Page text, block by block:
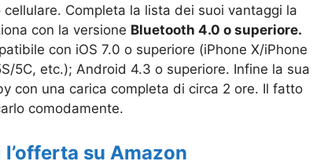
Completa la lista dei suoi vantaggi la
con la versione Bluetooth 4.0 o superiore.
con iOS 7.0 o superiore (iPhone X/iPhone
5C, etc.); Android 4.3 o superiore. Infine la sua
con una carica completa di circa 2 ore. Il fatto
comodamente.
su Amazon